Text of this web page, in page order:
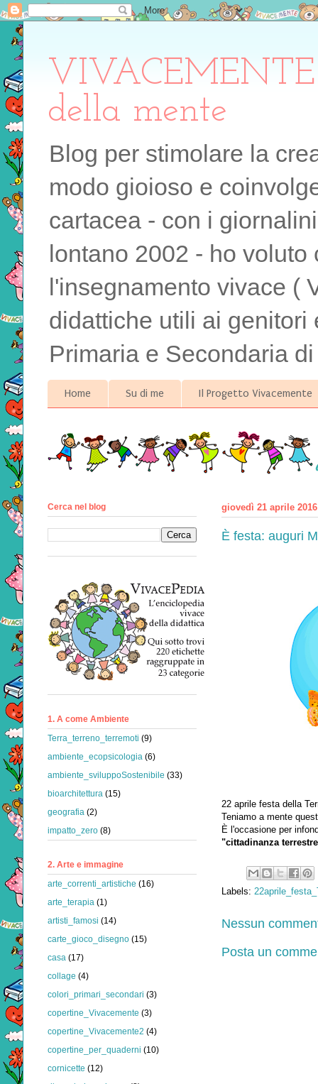
della mente
Blog per stimolare la
modo gioioso e
cartacea - con i
lontano 2002 - ho
l'insegnamento vivace (
didattiche utili ai
Primaria e Secondaria
Home Su di me Il Progetto Vivacemente
giovedì 21 aprile 2016
È festa: auguri
22 aprile festa della
Teniamo a mente
È l'occasione per
"cittadinanza
Labels:
Nessun
Posta un
Cerca nel blog
1. A come Ambiente
Terra_terreno_terremoti (9)
ambiente_ecopsicologia (6)
ambiente_sviluppoSostenibile (33)
bioarchitettura (15)
geografia (2)
impatto_zero (8)
2. Arte e immagine
arte_correnti_artistiche (16)
arte_terapia (1)
artisti_famosi (14)
carte_gioco_disegno (15)
casa (17)
collage (4)
colori_primari_secondari (3)
copertine_Vivacemente (3)
copertine_Vivacemente2 (4)
copertine_per_quaderni (10)
cornicette (12)